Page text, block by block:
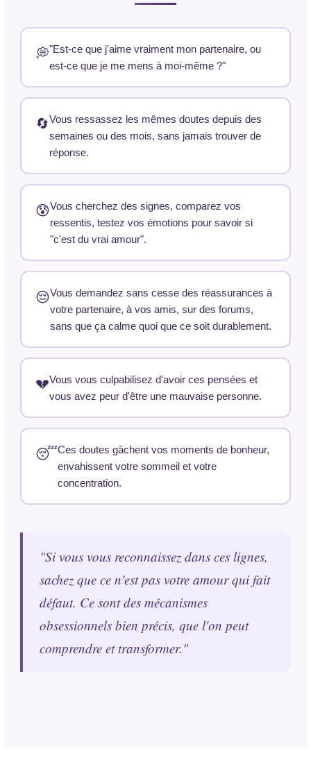
💭"Est-ce que j'aime vraiment mon partenaire, ou
est-ce que je me mens à moi-même ?"
🔄Vous ressassez les mêmes doutes depuis des
semaines ou des mois, sans jamais trouver de
réponse.
😰Vous cherchez des signes, comparez vos
ressentis, testez vos émotions pour savoir si
"c'est du vrai amour".
😔Vous demandez sans cesse des réassurances à
votre partenaire, à vos amis, sur des forums,
sans que ça calme quoi que ce soit durablement.
💔Vous vous culpabilisez d'avoir ces pensées et
vous avez peur d'être une mauvaise personne.
😴Ces doutes gâchent vos moments de bonheur,
envahissent votre sommeil et votre
concentration.
"Si vous vous reconnaissez dans ces lignes,
sachez que ce n'est pas votre amour qui fait
défaut. Ce sont des mécanismes
obsessionnels bien précis, que l'on peut
comprendre et transformer."